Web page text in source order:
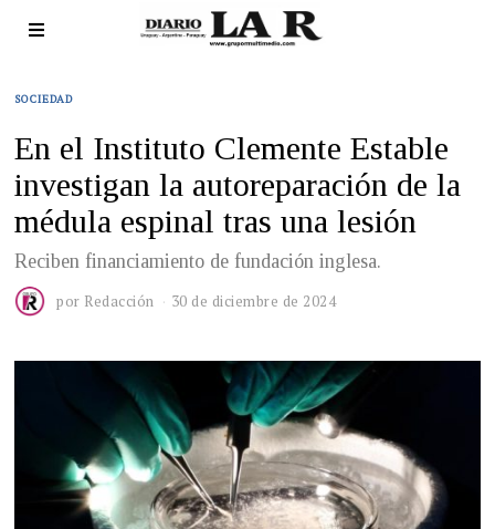
SOCIEDAD
En el Instituto Clemente Estable
investigan la autoreparación de la
médula espinal tras una lesión
Reciben financiamiento de fundación inglesa.
por Redacción 30 de diciembre de 2024